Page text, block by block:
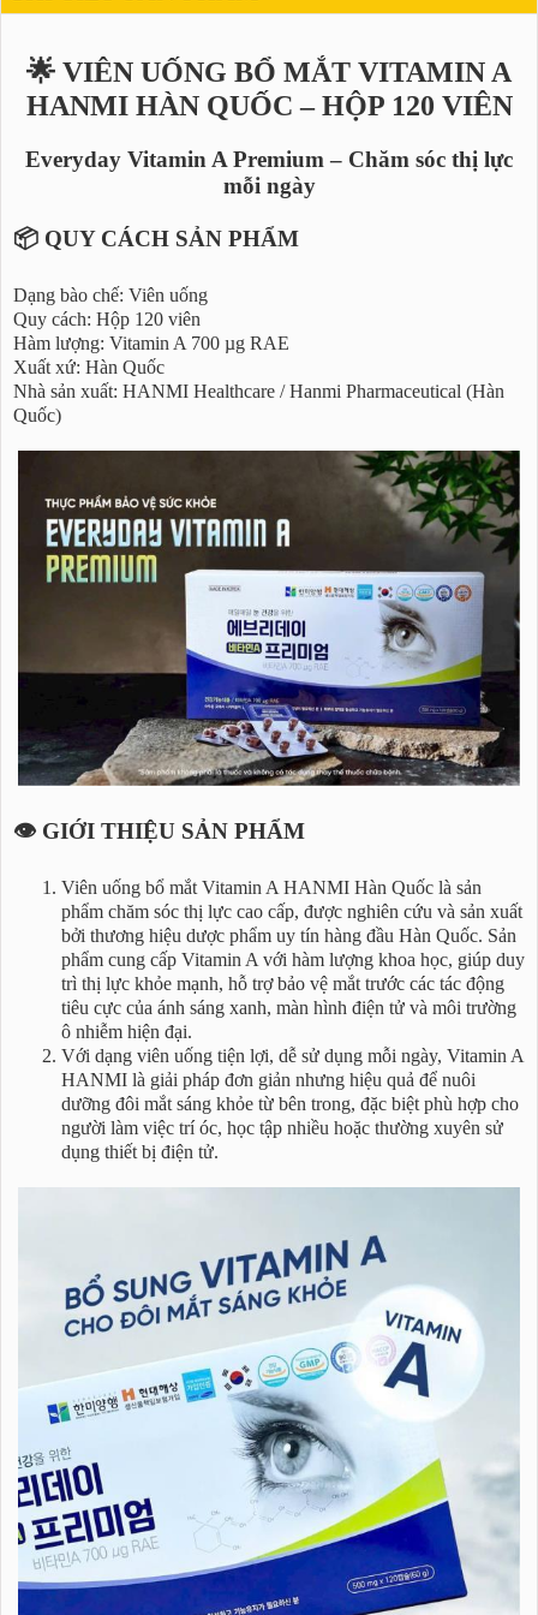
🌟 VIÊN UỐNG BỔ MẮT VITAMIN A
HANMI HÀN QUỐC – HỘP 120 VIÊN
Everyday Vitamin A Premium – Chăm sóc thị lực
mỗi ngày
📦 QUY CÁCH SẢN PHẨM
Dạng bào chế: Viên uống
Quy cách: Hộp 120 viên
Hàm lượng: Vitamin A 700 µg RAE
Xuất xứ: Hàn Quốc
Nhà sản xuất: HANMI Healthcare / Hanmi Pharmaceutical (Hàn
Quốc)
👁️ GIỚI THIỆU SẢN PHẨM
Viên uống bổ mắt Vitamin A HANMI Hàn Quốc là sản
phẩm chăm sóc thị lực cao cấp, được nghiên cứu và sản xuất
bởi thương hiệu dược phẩm uy tín hàng đầu Hàn Quốc. Sản
phẩm cung cấp Vitamin A với hàm lượng khoa học, giúp duy
trì thị lực khỏe mạnh, hỗ trợ bảo vệ mắt trước các tác động
tiêu cực của ánh sáng xanh, màn hình điện tử và môi trường
ô nhiễm hiện đại.
Với dạng viên uống tiện lợi, dễ sử dụng mỗi ngày, Vitamin A
HANMI là giải pháp đơn giản nhưng hiệu quả để nuôi
dưỡng đôi mắt sáng khỏe từ bên trong, đặc biệt phù hợp cho
người làm việc trí óc, học tập nhiều hoặc thường xuyên sử
dụng thiết bị điện tử.